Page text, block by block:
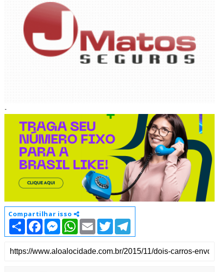
-
Compartilhar isso
S
h
a
e
F
c
b
M
e
s
e
W
h
a
t
s
E
m
a
l
T
i
t
t
T
l
e
g